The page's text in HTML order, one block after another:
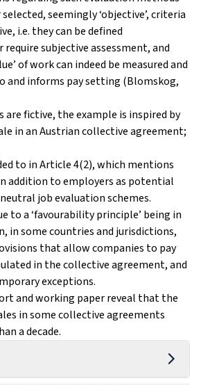
seemingly ‘objective’, criteria
i.e. they can be defined
subjective assessment, and
of work can indeed be measured and
and informs pay setting (Blomskog,
are fictive, the example is inspired by
in an Austrian collective agreement;
to in Article 4(2), which mentions
addition to employers as potential
job evaluation schemes.
to a ‘favourability principle’ being in
in some countries and jurisdictions,
that allow companies to pay
in the collective agreement, and
exceptions.
andworking paperreveal that the
in some collective agreements
a decade.